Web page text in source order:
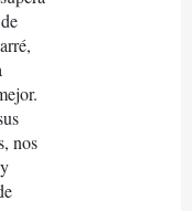
nos